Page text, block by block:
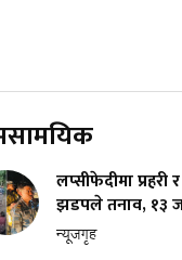
लप्सीफेदीमा प्रहरी
झडपले तनाव, १३
न्यूजगृह